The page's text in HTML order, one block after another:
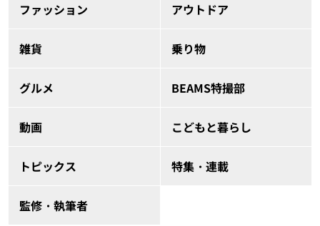
ファッション アウトドア
雑貨 乗り物
グルメ BEAMS特撮部
動画 こどもと暮らし
トピックス 特集・連載
監修・執筆者